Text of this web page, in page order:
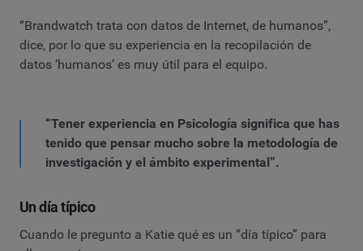
“Brandwatch trata con datos de Internet, de humanos”,
dice, por lo que su experiencia en la recopilación de
datos ‘humanos’ es muy útil para el equipo.
“Tener experiencia en Psicología significa que has
tenido que pensar mucho sobre la metodología de
investigación y el ámbito experimental”.
Un día típico
Cuando le pregunto a Katie qué es un “día típico” para